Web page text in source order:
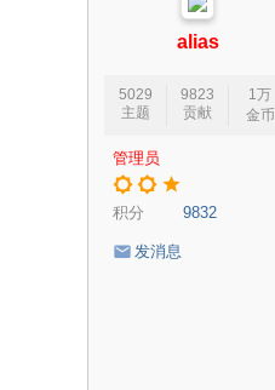
alias
5029
主题
9823
贡献
1万
金币
管理员
积分 9832
发消息